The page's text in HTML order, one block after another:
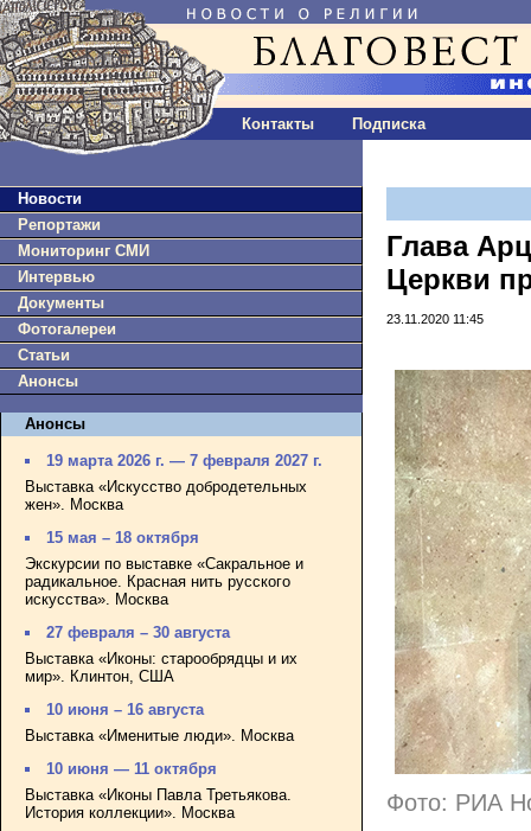
Контакты Подписка
Новости
Репортажи
Мониторинг СМИ
Интервью
Документы
Фотогалереи
Статьи
Анонсы
Анонсы
19 марта 2026 г. — 7 февраля 2027 г.
Выставка «Искусство добродетельных
жен». Москва
15 мая – 18 октября
Экскурсии по выставке «Сакральное и
радикальное. Красная нить русского
искусства». Москва
27 февраля – 30 августа
Выставка «Иконы: старообрядцы и их
мир». Клинтон, США
10 июня – 16 августа
Выставка «Именитые люди». Москва
10 июня — 11 октября
Выставка «Иконы Павла Третьякова.
История коллекции». Москва
Глава
Церкви
23.11.2020 11:45
Фото: РИА